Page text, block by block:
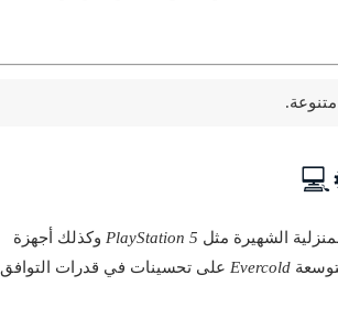
الشهيرة مثل PlayStation 5 وكذلك أجهزة
Evercold على تحسينات في قدرات التوافق